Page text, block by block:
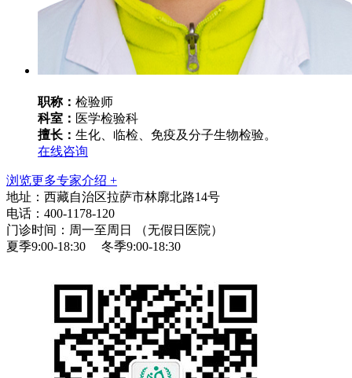
职称： 检验师
科室： 医学检验科
擅长： 生化、临检、免疫及分子生物检验。
在线咨询
浏览更多专家介绍 +
地址：西藏自治区拉萨市林廓北路14号
电话：400-1178-120
门诊时间：周一至周日 （无假日医院）
夏季9:00-18:30 冬季9:00-18:30